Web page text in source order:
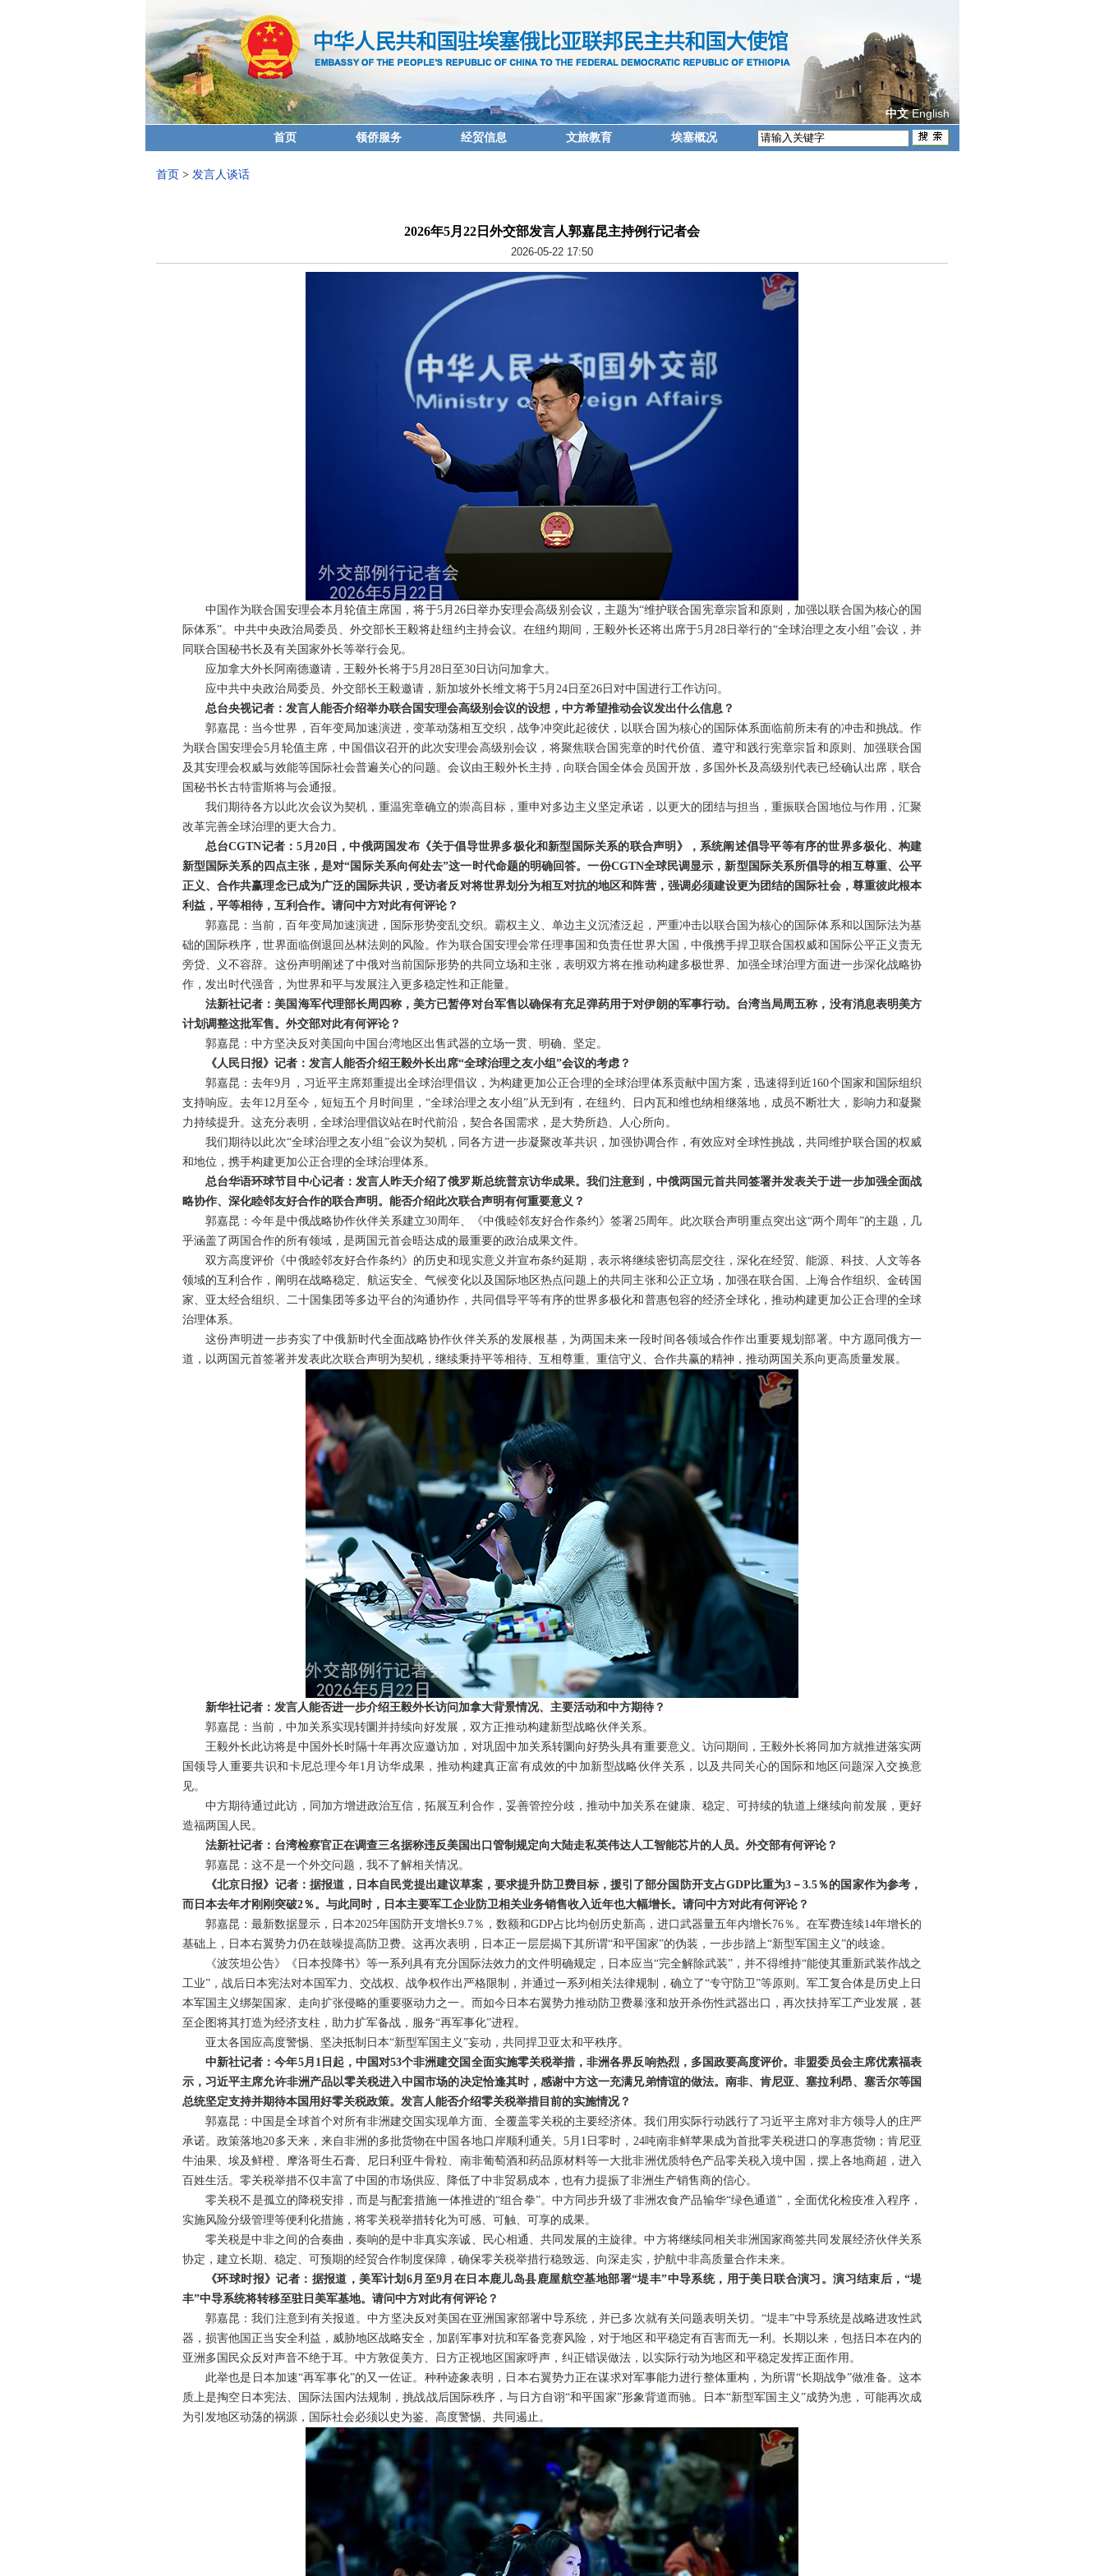
中文 English
首页 领侨服务 经贸信息 文旅教育 埃塞概况
首页 > 发言人谈话
2026年5月22日外交部发言人郭嘉昆主持例行记者会
2026-05-22 17:50
中国作为联合国安理会本月轮值主席国，将于5月26日举办安理会高级别会议，主题为“维护联合国宪章宗旨和原则，加强以联合国为核心的国
际体系”。中共中央政治局委员、外交部长王毅将赴纽约主持会议。在纽约期间，王毅外长还将出席于5月28日举行的“全球治理之友小组”会议，并
同联合国秘书长及有关国家外长等举行会见。
应加拿大外长阿南德邀请，王毅外长将于5月28日至30日访问加拿大。
应中共中央政治局委员、外交部长王毅邀请，新加坡外长维文将于5月24日至26日对中国进行工作访问。
总台央视记者：发言人能否介绍举办联合国安理会高级别会议的设想，中方希望推动会议发出什么信息？
郭嘉昆：当今世界，百年变局加速演进，变革动荡相互交织，战争冲突此起彼伏，以联合国为核心的国际体系面临前所未有的冲击和挑战。作
为联合国安理会5月轮值主席，中国倡议召开的此次安理会高级别会议，将聚焦联合国宪章的时代价值、遵守和践行宪章宗旨和原则、加强联合国
及其安理会权威与效能等国际社会普遍关心的问题。会议由王毅外长主持，向联合国全体会员国开放，多国外长及高级别代表已经确认出席，联合
国秘书长古特雷斯将与会通报。
我们期待各方以此次会议为契机，重温宪章确立的崇高目标，重申对多边主义坚定承诺，以更大的团结与担当，重振联合国地位与作用，汇聚
改革完善全球治理的更大合力。
总台CGTN记者：5月20日，中俄两国发布《关于倡导世界多极化和新型国际关系的联合声明》，系统阐述倡导平等有序的世界多极化、构建
新型国际关系的四点主张，是对“国际关系向何处去”这一时代命题的明确回答。一份CGTN全球民调显示，新型国际关系所倡导的相互尊重、公平
正义、合作共赢理念已成为广泛的国际共识，受访者反对将世界划分为相互对抗的地区和阵营，强调必须建设更为团结的国际社会，尊重彼此根本
利益，平等相待，互利合作。请问中方对此有何评论？
郭嘉昆：当前，百年变局加速演进，国际形势变乱交织。霸权主义、单边主义沉渣泛起，严重冲击以联合国为核心的国际体系和以国际法为基
础的国际秩序，世界面临倒退回丛林法则的风险。作为联合国安理会常任理事国和负责任世界大国，中俄携手捍卫联合国权威和国际公平正义责无
旁贷、义不容辞。这份声明阐述了中俄对当前国际形势的共同立场和主张，表明双方将在推动构建多极世界、加强全球治理方面进一步深化战略协
作，发出时代强音，为世界和平与发展注入更多稳定性和正能量。
法新社记者：美国海军代理部长周四称，美方已暂停对台军售以确保有充足弹药用于对伊朗的军事行动。台湾当局周五称，没有消息表明美方
计划调整这批军售。外交部对此有何评论？
郭嘉昆：中方坚决反对美国向中国台湾地区出售武器的立场一贯、明确、坚定。
《人民日报》记者：发言人能否介绍王毅外长出席“全球治理之友小组”会议的考虑？
郭嘉昆：去年9月，习近平主席郑重提出全球治理倡议，为构建更加公正合理的全球治理体系贡献中国方案，迅速得到近160个国家和国际组织
支持响应。去年12月至今，短短五个月时间里，“全球治理之友小组”从无到有，在纽约、日内瓦和维也纳相继落地，成员不断壮大，影响力和凝聚
力持续提升。这充分表明，全球治理倡议站在时代前沿，契合各国需求，是大势所趋、人心所向。
我们期待以此次“全球治理之友小组”会议为契机，同各方进一步凝聚改革共识，加强协调合作，有效应对全球性挑战，共同维护联合国的权威
和地位，携手构建更加公正合理的全球治理体系。
总台华语环球节目中心记者：发言人昨天介绍了俄罗斯总统普京访华成果。我们注意到，中俄两国元首共同签署并发表关于进一步加强全面战
略协作、深化睦邻友好合作的联合声明。能否介绍此次联合声明有何重要意义？
郭嘉昆：今年是中俄战略协作伙伴关系建立30周年、《中俄睦邻友好合作条约》签署25周年。此次联合声明重点突出这“两个周年”的主题，几
乎涵盖了两国合作的所有领域，是两国元首会晤达成的最重要的政治成果文件。
双方高度评价《中俄睦邻友好合作条约》的历史和现实意义并宣布条约延期，表示将继续密切高层交往，深化在经贸、能源、科技、人文等各
领域的互利合作，阐明在战略稳定、航运安全、气候变化以及国际地区热点问题上的共同主张和公正立场，加强在联合国、上海合作组织、金砖国
家、亚太经合组织、二十国集团等多边平台的沟通协作，共同倡导平等有序的世界多极化和普惠包容的经济全球化，推动构建更加公正合理的全球
治理体系。
这份声明进一步夯实了中俄新时代全面战略协作伙伴关系的发展根基，为两国未来一段时间各领域合作作出重要规划部署。中方愿同俄方一
道，以两国元首签署并发表此次联合声明为契机，继续秉持平等相待、互相尊重、重信守义、合作共赢的精神，推动两国关系向更高质量发展。
新华社记者：发言人能否进一步介绍王毅外长访问加拿大背景情况、主要活动和中方期待？
郭嘉昆：当前，中加关系实现转圜并持续向好发展，双方正推动构建新型战略伙伴关系。
王毅外长此访将是中国外长时隔十年再次应邀访加，对巩固中加关系转圜向好势头具有重要意义。访问期间，王毅外长将同加方就推进落实两
国领导人重要共识和卡尼总理今年1月访华成果，推动构建真正富有成效的中加新型战略伙伴关系，以及共同关心的国际和地区问题深入交换意
见。
中方期待通过此访，同加方增进政治互信，拓展互利合作，妥善管控分歧，推动中加关系在健康、稳定、可持续的轨道上继续向前发展，更好
造福两国人民。
法新社记者：台湾检察官正在调查三名据称违反美国出口管制规定向大陆走私英伟达人工智能芯片的人员。外交部有何评论？
郭嘉昆：这不是一个外交问题，我不了解相关情况。
《北京日报》记者：据报道，日本自民党提出建议草案，要求提升防卫费目标，援引了部分国防开支占GDP比重为3－3.5％的国家作为参考，
而日本去年才刚刚突破2％。与此同时，日本主要军工企业防卫相关业务销售收入近年也大幅增长。请问中方对此有何评论？
郭嘉昆：最新数据显示，日本2025年国防开支增长9.7％，数额和GDP占比均创历史新高，进口武器量五年内增长76％。在军费连续14年增长的
基础上，日本右翼势力仍在鼓噪提高防卫费。这再次表明，日本正一层层揭下其所谓“和平国家”的伪装，一步步踏上“新型军国主义”的歧途。
《波茨坦公告》《日本投降书》等一系列具有充分国际法效力的文件明确规定，日本应当“完全解除武装”，并不得维持“能使其重新武装作战之
工业”，战后日本宪法对本国军力、交战权、战争权作出严格限制，并通过一系列相关法律规制，确立了“专守防卫”等原则。军工复合体是历史上日
本军国主义绑架国家、走向扩张侵略的重要驱动力之一。而如今日本右翼势力推动防卫费暴涨和放开杀伤性武器出口，再次扶持军工产业发展，甚
至企图将其打造为经济支柱，助力扩军备战，服务“再军事化”进程。
亚太各国应高度警惕、坚决抵制日本“新型军国主义”妄动，共同捍卫亚太和平秩序。
中新社记者：今年5月1日起，中国对53个非洲建交国全面实施零关税举措，非洲各界反响热烈，多国政要高度评价。非盟委员会主席优素福表
示，习近平主席允许非洲产品以零关税进入中国市场的决定恰逢其时，感谢中方这一充满兄弟情谊的做法。南非、肯尼亚、塞拉利昂、塞舌尔等国
总统坚定支持并期待本国用好零关税政策。发言人能否介绍零关税举措目前的实施情况？
郭嘉昆：中国是全球首个对所有非洲建交国实现单方面、全覆盖零关税的主要经济体。我们用实际行动践行了习近平主席对非方领导人的庄严
承诺。政策落地20多天来，来自非洲的多批货物在中国各地口岸顺利通关。5月1日零时，24吨南非鲜苹果成为首批零关税进口的享惠货物；肯尼亚
牛油果、埃及鲜橙、摩洛哥生石膏、尼日利亚牛骨粒、南非葡萄酒和药品原材料等一大批非洲优质特色产品零关税入境中国，摆上各地商超，进入
百姓生活。零关税举措不仅丰富了中国的市场供应、降低了中非贸易成本，也有力提振了非洲生产销售商的信心。
零关税不是孤立的降税安排，而是与配套措施一体推进的“组合拳”。中方同步升级了非洲农食产品输华“绿色通道”，全面优化检疫准入程序，
实施风险分级管理等便利化措施，将零关税举措转化为可感、可触、可享的成果。
零关税是中非之间的合奏曲，奏响的是中非真实亲诚、民心相通、共同发展的主旋律。中方将继续同相关非洲国家商签共同发展经济伙伴关系
协定，建立长期、稳定、可预期的经贸合作制度保障，确保零关税举措行稳致远、向深走实，护航中非高质量合作未来。
《环球时报》记者：据报道，美军计划6月至9月在日本鹿儿岛县鹿屋航空基地部署“堤丰”中导系统，用于美日联合演习。演习结束后，“堤
丰”中导系统将转移至驻日美军基地。请问中方对此有何评论？
郭嘉昆：我们注意到有关报道。中方坚决反对美国在亚洲国家部署中导系统，并已多次就有关问题表明关切。“堤丰”中导系统是战略进攻性武
器，损害他国正当安全利益，威胁地区战略安全，加剧军事对抗和军备竞赛风险，对于地区和平稳定有百害而无一利。长期以来，包括日本在内的
亚洲多国民众反对声音不绝于耳。中方敦促美方、日方正视地区国家呼声，纠正错误做法，以实际行动为地区和平稳定发挥正面作用。
此举也是日本加速“再军事化”的又一佐证。种种迹象表明，日本右翼势力正在谋求对军事能力进行整体重构，为所谓“长期战争”做准备。这本
质上是掏空日本宪法、国际法国内法规制，挑战战后国际秩序，与日方自诩“和平国家”形象背道而驰。日本“新型军国主义”成势为患，可能再次成
为引发地区动荡的祸源，国际社会必须以史为鉴、高度警惕、共同遏止。